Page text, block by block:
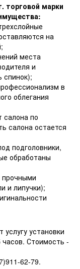
торговой марки
на
места
и
спинок);
в
облегания
по
салона остается
подголовники,
обработаны
прочными
и липучки);
установки
Стоимость -
62-79.